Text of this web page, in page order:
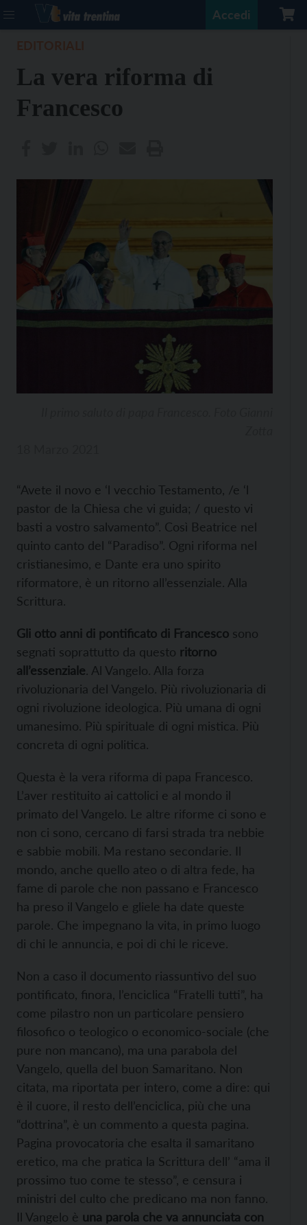
Accedi
La vera riforma di
Francesco
“Avete il novo e ‘l vecchio Testamento, /e ‘l
pastor de la Chiesa che vi guida; / questo vi
basti a vostro salvamento”. Così Beatrice nel
quinto canto del “Paradiso”. Ogni riforma nel
cristianesimo, e Dante era uno spirito
riformatore, è un ritorno all’essenziale. Alla
Scrittura.
Gli otto anni di pontificato di Francesco sono
segnati soprattutto da questo ritorno
all’essenziale. Al Vangelo. Alla forza
rivoluzionaria del Vangelo. Più rivoluzionaria di
ogni rivoluzione ideologica. Più umana di ogni
umanesimo. Più spirituale di ogni mistica. Più
concreta di ogni politica.
Questa è la vera riforma di papa Francesco.
L’aver restituito ai cattolici e al mondo il
primato del Vangelo. Le altre riforme ci sono e
non ci sono, cercano di farsi strada tra nebbie
e sabbie mobili. Ma restano secondarie. Il
mondo, anche quello ateo o di altra fede, ha
fame di parole che non passano e Francesco
ha preso il Vangelo e gliele ha date queste
parole. Che impegnano la vita, in primo luogo
di chi le annuncia, e poi di chi le riceve.
Non a caso il documento riassuntivo del suo
pontificato, finora, l’enciclica “Fratelli tutti”, ha
come pilastro non un particolare pensiero
filosofico o teologico o economico-sociale (che
pure non mancano), ma una parabola del
Vangelo, quella del buon Samaritano. Non
citata, ma riportata per intero, come a dire: qui
è il cuore, il resto dell’enciclica, più che una
“dottrina”, è un commento a questa pagina.
Pagina provocatoria che esalta il samaritano
eretico, ma che pratica la Scrittura dell’ “ama il
prossimo tuo come te stesso”, e censura i
ministri del culto che predicano ma non fanno.
Il Vangelo è una parola che va annunciata con